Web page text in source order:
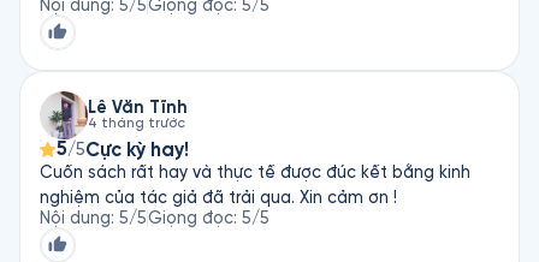
Nội dung: 5/5Giọng đọc: 5/5
Lê Văn Tĩnh
4 tháng trước
5/5Cực kỳ hay!
Cuốn sách rất hay và thực tế được đúc kết bằng kinh
nghiệm của tác giả đã trải qua. Xin cảm ơn !
Nội dung: 5/5Giọng đọc: 5/5